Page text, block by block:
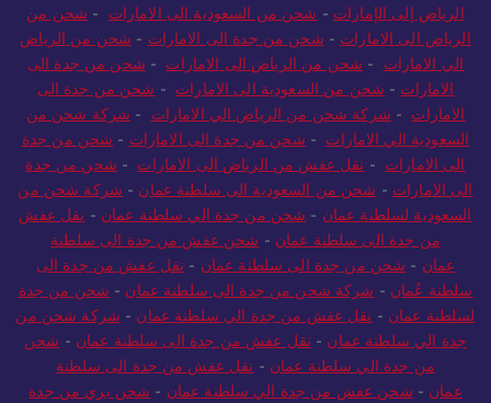
الرياض إلى الإمارات - شحن من السعودية الى الامارات - شحن من
الرياض الى الامارات - شحن من جدة الى الامارات - شحن من الرياض
الي الامارات - شحن من الرياض الى الامارات - شحن من جدة الى
الامارات - شحن من السعودية الى الامارات - شحن من جدة الى
الامارات - شركة شحن من الرياض الي الامارات - شركة شحن من
السعودية الي الامارات - شحن من جدة الى الامارات - شحن من جدة
الى الامارات - نقل عفش من الرياض الى الامارات - شحن من جدة
الى الامارات - شحن من السعودية الى سلطنة عمان - شركة شحن من
السعودية لسلطنة عمان - شحن من جدة الي سلطنة عمان - نقل عفش
من جدة الى سلطنة عمان - شحن عفش من جدة الى سلطنة
عمان - شحن من جدة الى سلطنة عمان - نقل عفش من جدة الى
سلطنة عُمان - شركة شحن من جدة الى سلطنة عمان - شحن من جدة
لسلطنة عمان - نقل عفش من جدة الي سلطنة عمان - شركة شحن من
جدة الي سلطنة عمان - نقل عفش من جدة الى سلطنة عمان - شحن
من جدة الي سلطنة عمان - نقل عفش من جدة الى سلطنة
عمان - شحن عفش من جدة الي سلطنة عمان - شحن بري من جدة